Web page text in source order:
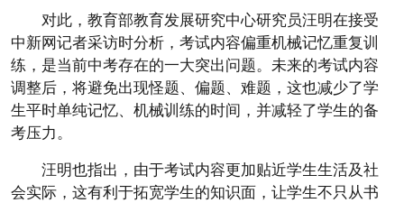
对此，教育部教育发展研究中心研究员汪明在接受
中新网记者采访时分析，考试内容偏重机械记忆重复训
练，是当前中考存在的一大突出问题。未来的考试内容
调整后，将避免出现怪题、偏题、难题，这也减少了学
生平时单纯记忆、机械训练的时间，并减轻了学生的备
考压力。
汪明也指出，由于考试内容更加贴近学生生活及社
会实际，这有利于拓宽学生的知识面，让学生不只从书